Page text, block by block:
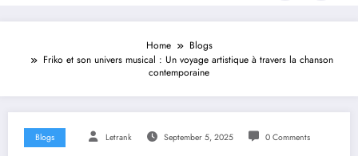
Home
Blogs
Friko et son univers musical : Un voyage artistique à travers la chanson
contemporaine
Blogs Letrank September 5, 2025 0 Comments